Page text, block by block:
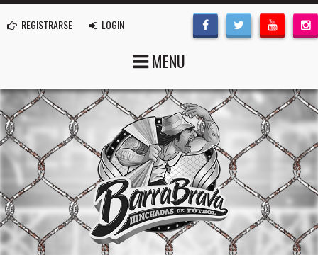
REGISTRARSE LOGIN
MENU